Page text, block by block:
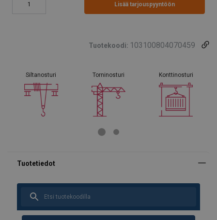
Lisää tarjouspyyntöön
Tuotekoodi: 103100804070459
Siltanosturi Torninosturi Konttinosturi